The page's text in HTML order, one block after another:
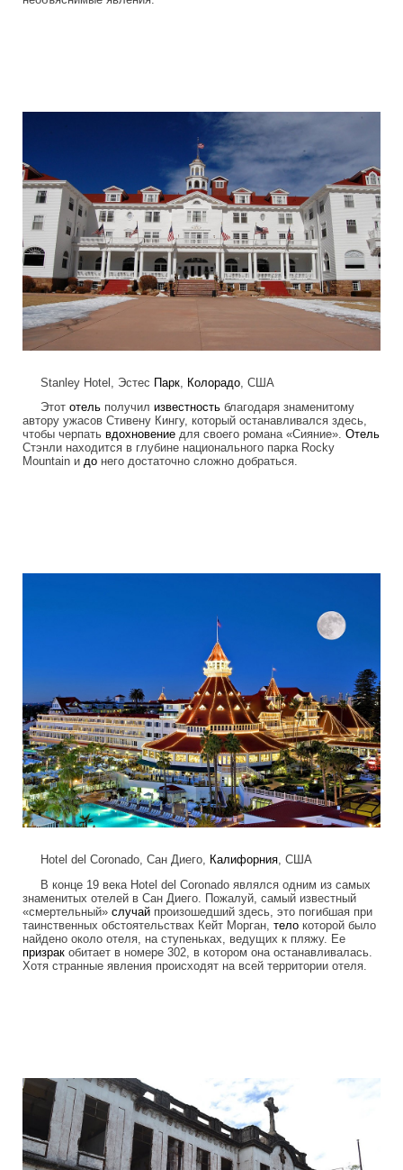
Stanley Hotel, Эстес Парк Колорадо , США
Этот отель получил известность благодаря знаменитому
автору ужасов Стивену Кингу, который останавливался здесь,
чтобы черпать вдохновение для своего романа «Сияние». Отель
Стэнли находится в глубине национального парка Rocky
Mountain и до него достаточно сложно добраться.
Hotel del Coronado, Сан Диего, Калифорния , США
В конце 19 века Hotel del Coronado являлся одним из самых
знаменитых отелей в Сан Диего. Пожалуй, самый известный
«смертельный» случай произошедший здесь, это погибшая при
таинственных обстоятельствах Кейт Морган, тело которой было
найдено около отеля, на ступеньках, ведущих к пляжу. Ее
призрак обитает в номере 302, в котором она останавливалась.
Хотя странные явления происходят на всей территории отеля.